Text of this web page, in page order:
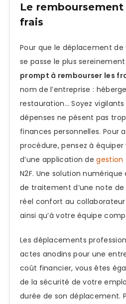
Le
frais
Pour que le déplacement
se passe le plus
prompt à rembourser les
nom de l’entreprise :
restauration… Soyez
dépenses ne pèsent pas
finances personnelles. Pour
procédure, pensez à
d’une application degestion
N2F. Une solution
de traitement d’une note
réel confort au
ainsi qu’à votre équipe
Les déplacements
actes anodins pour une
coût financier, vous êtes
de la sécurité de votre
durée de son déplacement.